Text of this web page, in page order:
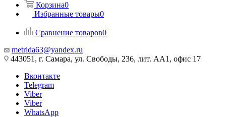
Корзина0
Избранные товары0
Сравнение товаров0
metrida63@yandex.ru
443051, г. Самара, ул. Свободы, 236, лит. АА1, офис 17
Вконтакте
Telegram
Viber
Viber
WhatsApp